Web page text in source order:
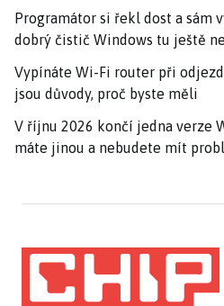
Programátor si řekl dost a sám
dobrý čistič Windows tu ještě
Vypínáte Wi-Fi router při
jsou důvody, proč byste měli
V říjnu 2026 končí jedna verze
máte jinou a nebudete mít